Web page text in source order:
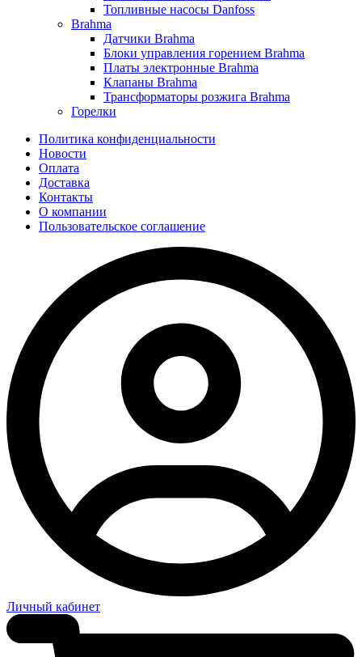
Топливные насосы Danfoss
Brahma
Датчики Brahma
Блоки управления горением Brahma
Платы электронные Brahma
Клапаны Brahma
Трансформаторы розжига Brahma
Горелки
Политика конфиденциальности
Новости
Оплата
Доставка
Контакты
О компании
Пользовательское соглашение
Личный кабинет